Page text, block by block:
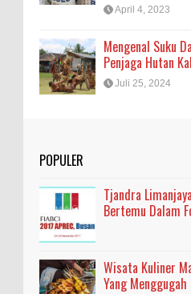
April 4, 2023
Mengenal Suku
Penjaga Hutan
Juli 25, 2024
POPULER
Tjandra
Bertemu Dalam
Wisata Kuliner
Yang